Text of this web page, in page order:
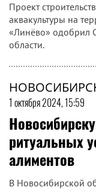
Проект
аквакультуры на
«Линёво» одобрил
области.
1 октября 2024, 15:59
ритуальных
алиментов
В Новосибирской